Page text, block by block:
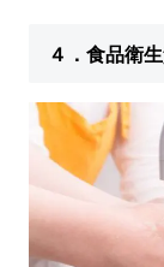
４．食品衛